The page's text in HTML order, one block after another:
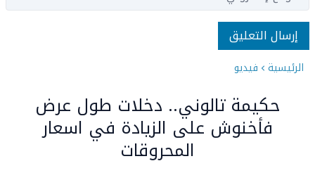
الرئيسية فيديو
حكيمة تالوني.. دخلات طول عرض
فأخنوش على الزيادة في اسعار
المحروقات